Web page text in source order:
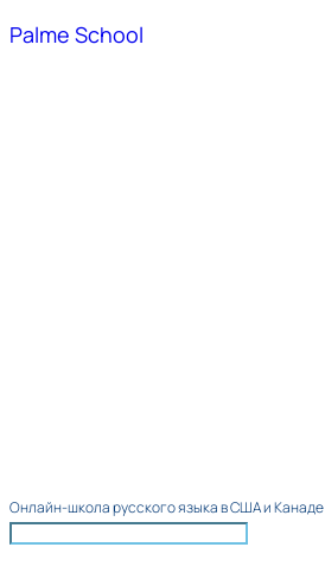
Palme School
Онлайн-школа русского языка в США и Канаде​